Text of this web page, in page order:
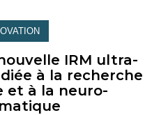
IRM ultra-
à la recherche
et à la neuro-